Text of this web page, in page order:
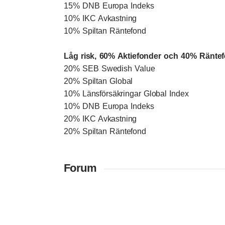
15% DNB Europa Indeks
10% IKC Avkastning
10% Spiltan Räntefond
Låg risk, 60% Aktiefonder och 40%
20% SEB Swedish Value
20% Spiltan Global
10% Länsförsäkringar Global Index
10% DNB Europa Indeks
20% IKC Avkastning
20% Spiltan Räntefond
Forum